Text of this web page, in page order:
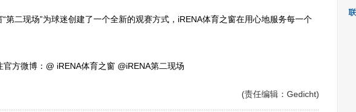
二现场”为球迷创建了一个全新的观赛方式，iRENA体育之窗在用心地服务每一个
微博：@ iRENA体育之窗 @iRENA第二现场
(责任编辑：Gedicht)